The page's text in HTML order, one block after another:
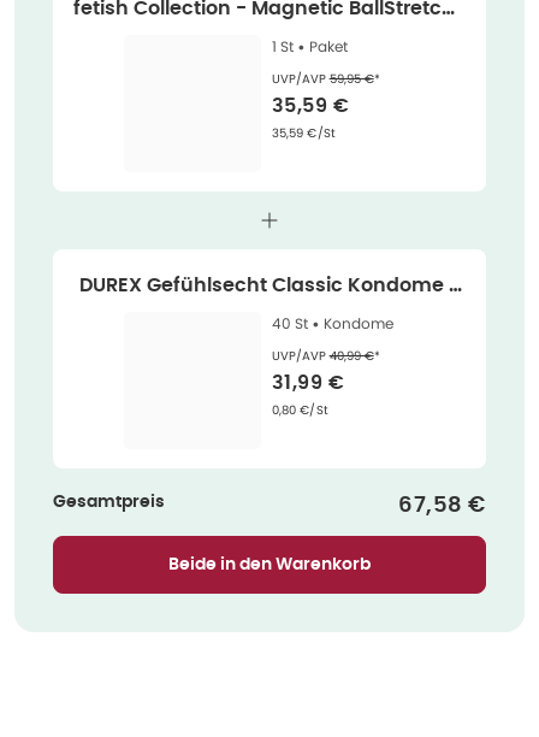
fetish Collection - Magnetic BallStretche
r 1 St
1 St • Paket
UVP/AVPEhemaliger Preis (U V P)
59,95 €*
Verkaufspreis
35,59 €
Grundpreis
35,59 €/St
DUREX Gefühlsecht Classic Kondome -
hauchzarte Kondome 40 St
40 St • Kondome
UVP/AVPEhemaliger Preis (U V P)
40,99 €*
Verkaufspreis
31,99 €
Grundpreis
0,80 €/St
Gesamtpreis 67,58 €
Beide in den Warenkorb